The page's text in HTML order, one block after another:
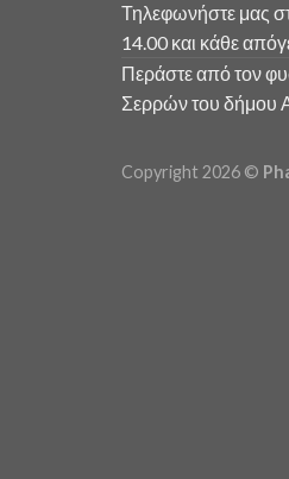
Τηλεφωνήστε μας
14.00 και κάθε
Περάστε από τον
Σερρών του δήμου
Copyright 2026 ©